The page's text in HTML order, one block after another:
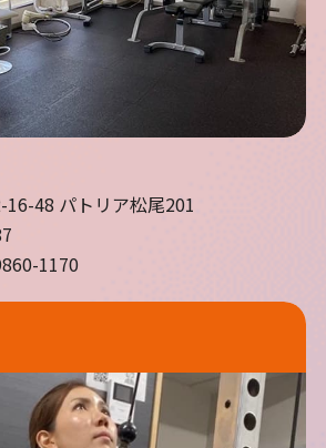
48 パトリア松尾201
1170